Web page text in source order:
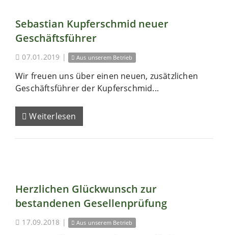
Sebastian Kupferschmid neuer
Geschäftsführer
07.01.2019 | Aus unserem Betrieb
Wir freuen uns über einen neuen, zusätzlichen
Geschäftsführer der Kupferschmid...
Weiterlesen
Herzlichen Glückwunsch zur
bestandenen Gesellenprüfung
17.09.2018 | Aus unserem Betrieb